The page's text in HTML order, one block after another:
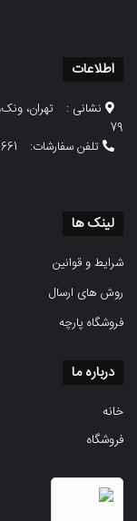
اطلاعات
نشانی :
79
تلفن سفارشات:
لینک ها
شرایط و قوانین
روش های ارسال
فروشگاه پارچه
درباره ما
خانه
فروشگاه